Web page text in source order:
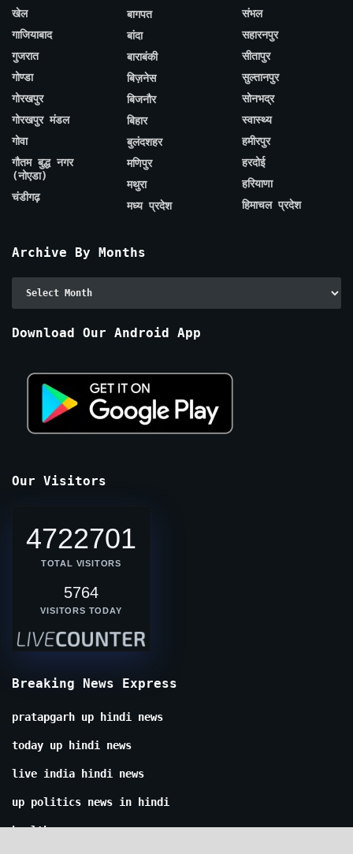
खेल
गाजियाबाद
गुजरात
गोण्डा
गोरखपुर
गोरखपुर मंडल
गोवा
गौतम बुद्ध नगर
(नोएडा)
चंडीगढ़
बागपत
बांदा
बाराबंकी
बिज़नेस
बिजनौर
बिहार
बुलंदशहर
मणिपुर
मथुरा
मध्य प्रदेश
संभल
सहारनपुर
सीतापुर
सुल्तानपुर
सोनभद्र
स्वास्थ्य
हमीरपुर
हरदोई
हरियाणा
हिमाचल प्रदेश
Archive By Months
Download Our Android App
Our Visitors
4722701
TOTAL VISITORS
5764
VISITORS TODAY
Breaking News Express
pratapgarh up hindi news
today up hindi news
live india hindi news
up politics news in hindi
health news